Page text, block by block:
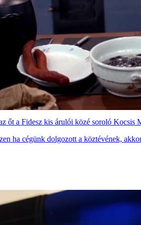
őt a Fidesz kis árulói közé soroló Kocsis
ha cégünk dolgozott a köztévének,